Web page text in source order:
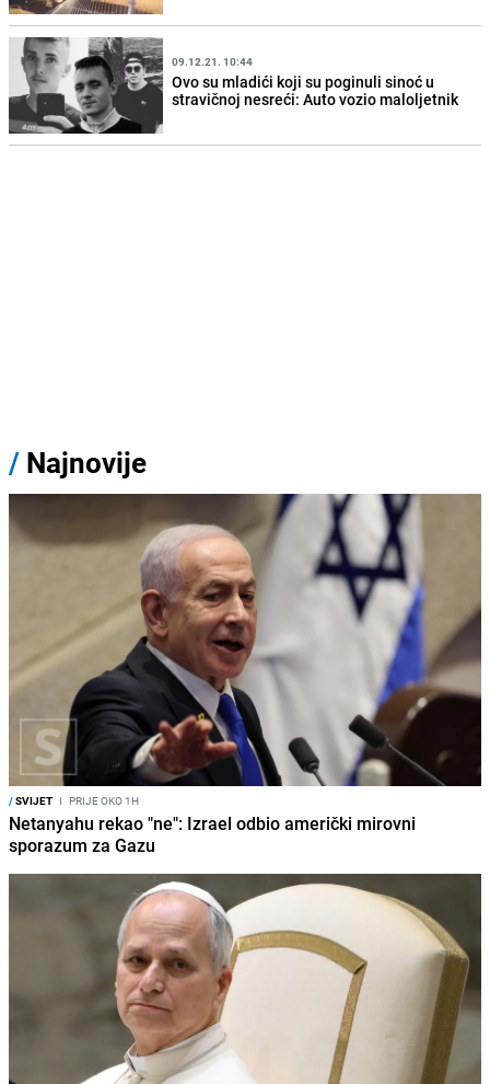
09.12.21. 10:44
Ovo su mladići koji su poginuli sinoć u
stravičnoj nesreći: Auto vozio maloljetnik
/ Najnovije
/SVIJET I PRIJE OKO 1H
Netanyahu rekao "ne": Izrael odbio američki mirovni
sporazum za Gazu